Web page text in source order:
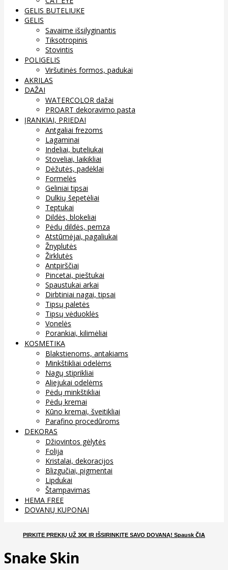
GELIS BUTELIUKE
GELIS
Savaime išsilyginantis
Tiksotropinis
Stovintis
POLIGELIS
Viršutinės formos, padukai
AKRILAS
DAŽAI
WATERCOLOR dažai
PROART dekoravimo pasta
ĮRANKIAI, PRIEDAI
Antgaliai frezoms
Lagaminai
Indeliai, buteliukai
Stoveliai, laikikliai
Dėžutės, padėklai
Formelės
Geliniai tipsai
Dulkių šepetėliai
Teptukai
Dildės, blokeliai
Pėdų dildės, pemza
Atstūmėjai, pagaliukai
Žnyplutės
Žirklutės
Antpirščiai
Pincetai, pieštukai
Spaustukai arkai
Dirbtiniai nagai, tipsai
Tipsų paletės
Tipsų vėduoklės
Vonelės
Porankiai, kilimėliai
KOSMETIKA
Blakstienoms, antakiams
Minkštikliai odelėms
Nagų stiprikliai
Aliejukai odelėms
Pėdų minkštikliai
Pėdų kremai
Kūno kremai, šveitikliai
Parafino procedūroms
DEKORAS
Džiovintos gėlytės
Folija
Kristalai, dekoracijos
Blizgučiai, pigmentai
Lipdukai
Štampavimas
HEMA FREE
DOVANŲ KUPONAI
PIRKITE PREKIŲ UŽ 30€ IR IŠSIRINKITE SAVO DOVANĄ! Spausk ČIA
Snake Skin